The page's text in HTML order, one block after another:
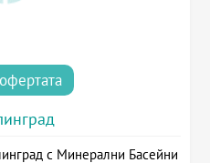
с Минерални Басейни